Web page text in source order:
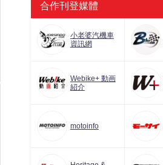
合作刊登媒體
小老婆汽機車
資訊網
Webike+ 動画
紹介
motoinfo